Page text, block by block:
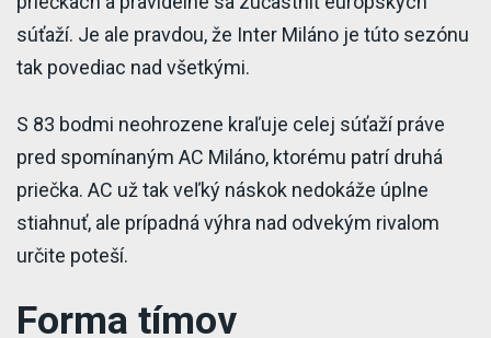
súťaží. Je ale pravdou, že Inter Miláno je túto sezónu
tak povediac nad všetkými.
S 83 bodmi neohrozene kraľuje celej súťaží práve
pred spomínaným AC Miláno, ktorému patrí druhá
priečka. AC už tak veľký náskok nedokáže úplne
stiahnuť, ale prípadná výhra nad odvekým rivalom
určite poteší.
Forma tímov